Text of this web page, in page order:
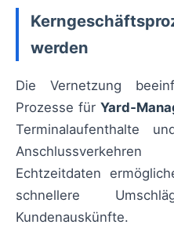
werden
Die Vernetzung
Prozesse für
Terminalaufenthalte
Echtzeitdaten
schnellere
Kundenauskünfte.